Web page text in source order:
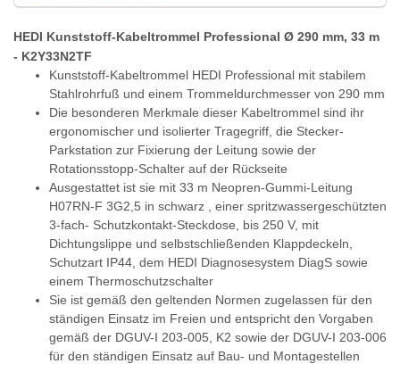
HEDI Kunststoff-Kabeltrommel Professional Ø 290 mm, 33 m
- K2Y33N2TF
Kunststoff-Kabeltrommel HEDI Professional mit stabilem
Stahlrohrfuß und einem Trommeldurchmesser von 290 mm
Die besonderen Merkmale dieser Kabeltrommel sind ihr
ergonomischer und isolierter Tragegriff, die Stecker-
Parkstation zur Fixierung der Leitung sowie der
Rotationsstopp-Schalter auf der Rückseite
Ausgestattet ist sie mit 33 m Neopren-Gummi-Leitung
H07RN-F 3G2,5 in schwarz , einer spritzwassergeschützten
3-fach- Schutzkontakt-Steckdose, bis 250 V, mit
Dichtungslippe und selbstschließenden Klappdeckeln,
Schutzart IP44, dem HEDI Diagnosesystem DiagS sowie
einem Thermoschutzschalter
Sie ist gemäß den geltenden Normen zugelassen für den
ständigen Einsatz im Freien und entspricht den Vorgaben
gemäß der DGUV-I 203-005, K2 sowie der DGUV-I 203-006
für den ständigen Einsatz auf Bau- und Montagestellen